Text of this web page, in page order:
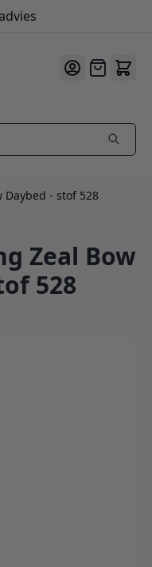
€50,-
9.9/10
Offerte
Daybed - stof 528
Zeal Bow
528